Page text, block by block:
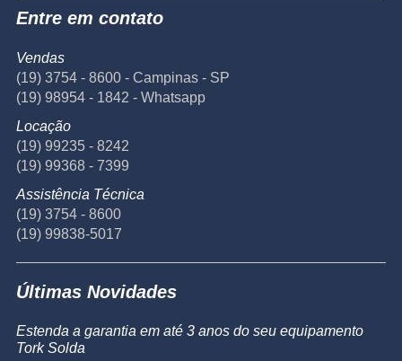
Entre em contato
Vendas
(19) 3754 - 8600 - Campinas - SP
(19) 98954 - 1842 - Whatsapp
Locação
(19) 99235 - 8242
(19) 99368 - 7399
Assistência Técnica
(19) 3754 - 8600
(19) 99838-5017
Últimas Novidades
Estenda a garantia em até 3 anos do seu equipamento
Tork Solda